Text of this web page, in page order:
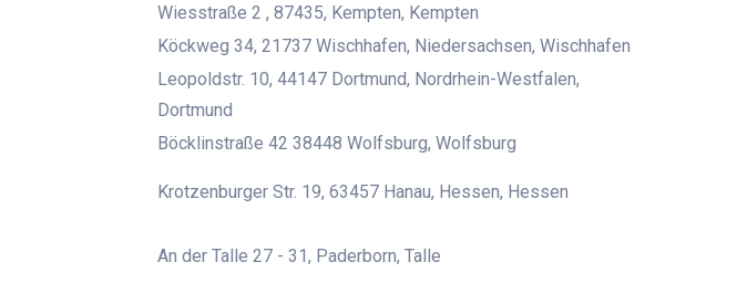
Wiesstraße 2 , 87435, Kempten, Kempten
Köckweg 34, 21737 Wischhafen, Niedersachsen, Wischhafen
Leopoldstr. 10, 44147 Dortmund, Nordrhein-Westfalen,
Dortmund
Böcklinstraße 42 38448 Wolfsburg, Wolfsburg
Krotzenburger Str. 19, 63457 Hanau, Hessen, Hessen
An der Talle 27 - 31, Paderborn, Talle